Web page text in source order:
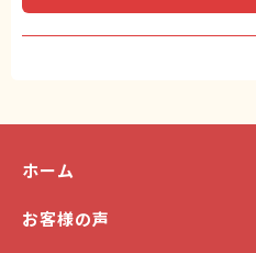
ホーム
お客様の声